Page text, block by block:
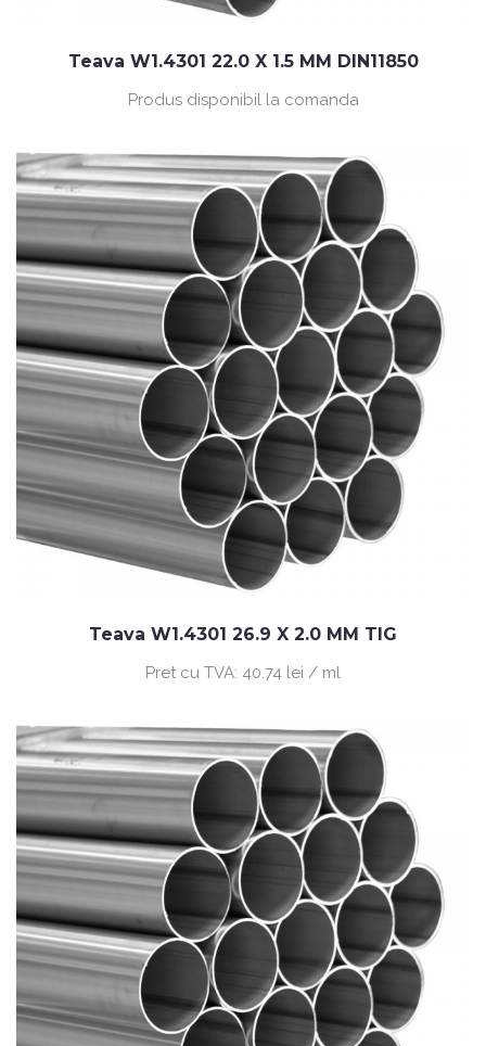
Teava W1.4301 22.0 X 1.5 MM DIN11850
Produs disponibil la comanda
Teava W1.4301 26.9 X 2.0 MM TIG
Pret cu TVA: 40.74 lei / ml